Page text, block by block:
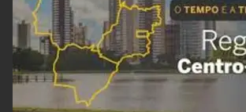
Ciência &
Tecnologia
Cinema
Educação
Infraestrutura
Internacional
Saúde
Tempo